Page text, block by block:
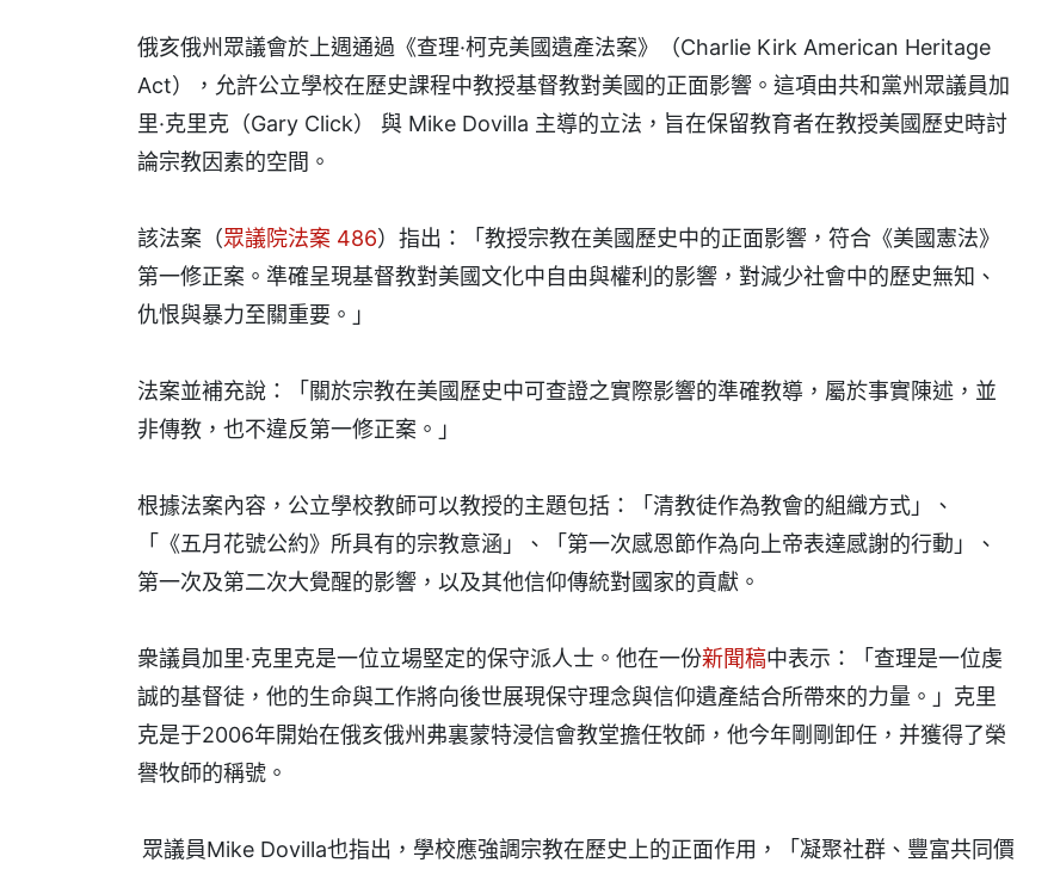
俄亥俄州眾議會於上週通過《查理·柯克美國遺產法案》（Charlie Kirk American Heritage
Act），允許公立學校在歷史課程中教授基督教對美國的正面影響。這項由共和黨州眾議員加
里·克里克（Gary Click） 與 Mike Dovilla 主導的立法，旨在保留教育者在教授美國歷史時討
論宗教因素的空間。
該法案（眾議院法案 486）指出：「教授宗教在美國歷史中的正面影響，符合《美國憲法》
第一修正案。準確呈現基督教對美國文化中自由與權利的影響，對減少社會中的歷史無知、
仇恨與暴力至關重要。」
法案並補充說：「關於宗教在美國歷史中可查證之實際影響的準確教導，屬於事實陳述，並
非傳教，也不違反第一修正案。」
根據法案內容，公立學校教師可以教授的主題包括：「清教徒作為教會的組織方式」、
「《五月花號公約》所具有的宗教意涵」、「第一次感恩節作為向上帝表達感謝的行動」、
第一次及第二次大覺醒的影響，以及其他信仰傳統對國家的貢獻。
衆議員加里·克里克是一位立場堅定的保守派人士。他在一份新聞稿中表示：「查理是一位虔
誠的基督徒，他的生命與工作將向後世展現保守理念與信仰遺產結合所帶來的力量。」克里
克是于2006年開始在俄亥俄州弗裏蒙特浸信會教堂擔任牧師，他今年剛剛卸任，并獲得了榮
譽牧師的稱號。
眾議員Mike Dovilla也指出，學校應強調宗教在歷史上的正面作用，「凝聚社群、豐富共同價